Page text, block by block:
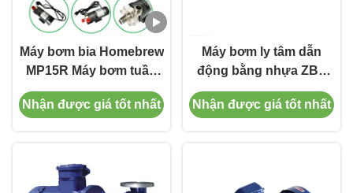
Máy bơm bia Homebrew
MP15R Máy bơm tuần
hoàn Homebrew không
gỉ 304 cấp thực phẩm
Nhận được giá tốt nhất
Máy bơm ly tâm dẫn
động bằng nhựa ZBF
Máy bơm nước ly tâm
2900 vòng / phút
Nhận được giá tốt nhất